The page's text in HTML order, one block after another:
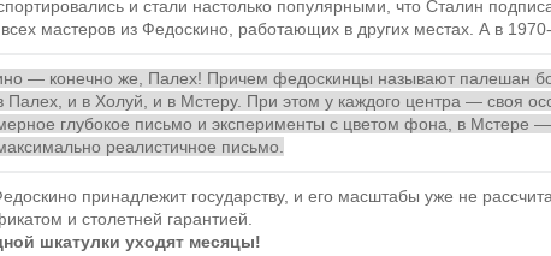
и стали настолько популярными, что Сталин
мастеров из Федоскино, работающих в других местах. А в
— конечно же, Палех! Причем федоскинцы называют палешан
и в Холуй, и в Мстеру. При этом у каждого центра — своя
глубокое письмо и эксперименты с цветом фона, в
реалистичное письмо.
принадлежит государству, и его масштабы уже не
и столетней гарантией.
шкатулки уходят месяцы!